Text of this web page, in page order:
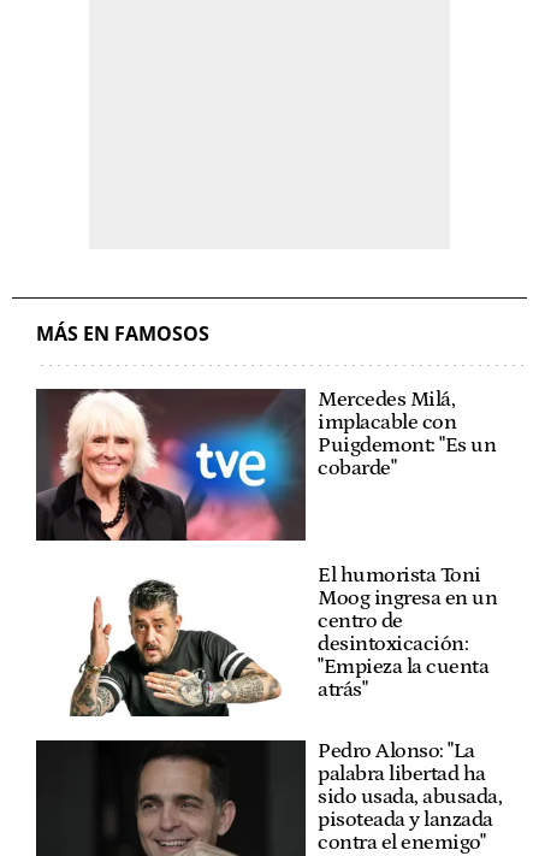
MÁS EN FAMOSOS
Mercedes Milá,
implacable con
Puigdemont: "Es un
cobarde"
El humorista Toni
Moog ingresa en un
centro de
desintoxicación:
"Empieza la cuenta
atrás"
Pedro Alonso: "La
palabra libertad ha
sido usada, abusada,
pisoteada y lanzada
contra el enemigo"